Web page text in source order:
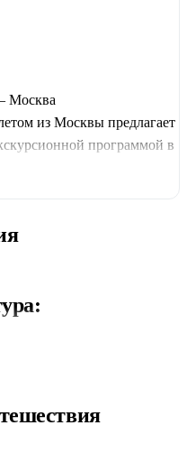
Москва
из Москвы предлагает
программой в
входные билеты,